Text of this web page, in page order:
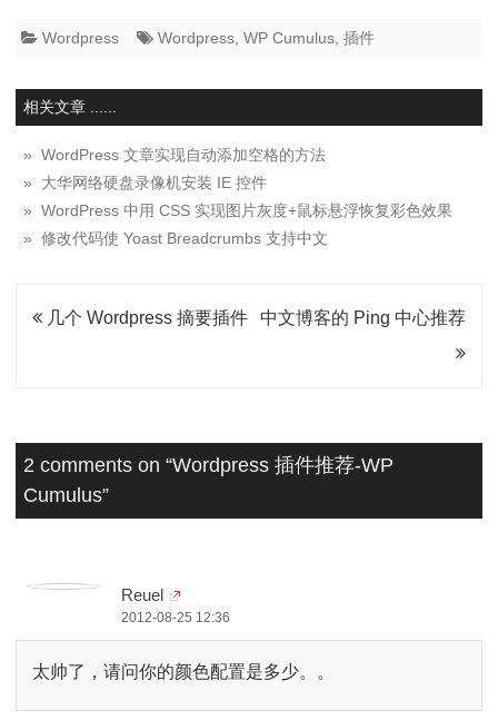
Wordpress Wordpress WP Cumulus 插件
相关文章 ......
» WordPress 文章实现自动添加空格的方法
» 大华网络硬盘录像机安装 IE 控件
» WordPress 中用 CSS 实现图片灰度+鼠标悬浮恢复彩色效果
» 修改代码使 Yoast Breadcrumbs 支持中文
文 几个 Wordpress 摘要插件 中文博客的 Ping 中心推荐
2 comments on “Wordpress 插件推荐-WP
Cumulus”
Reuel
2012-08-25 12:36
太帅了，请问你的颜色配置是多少。。